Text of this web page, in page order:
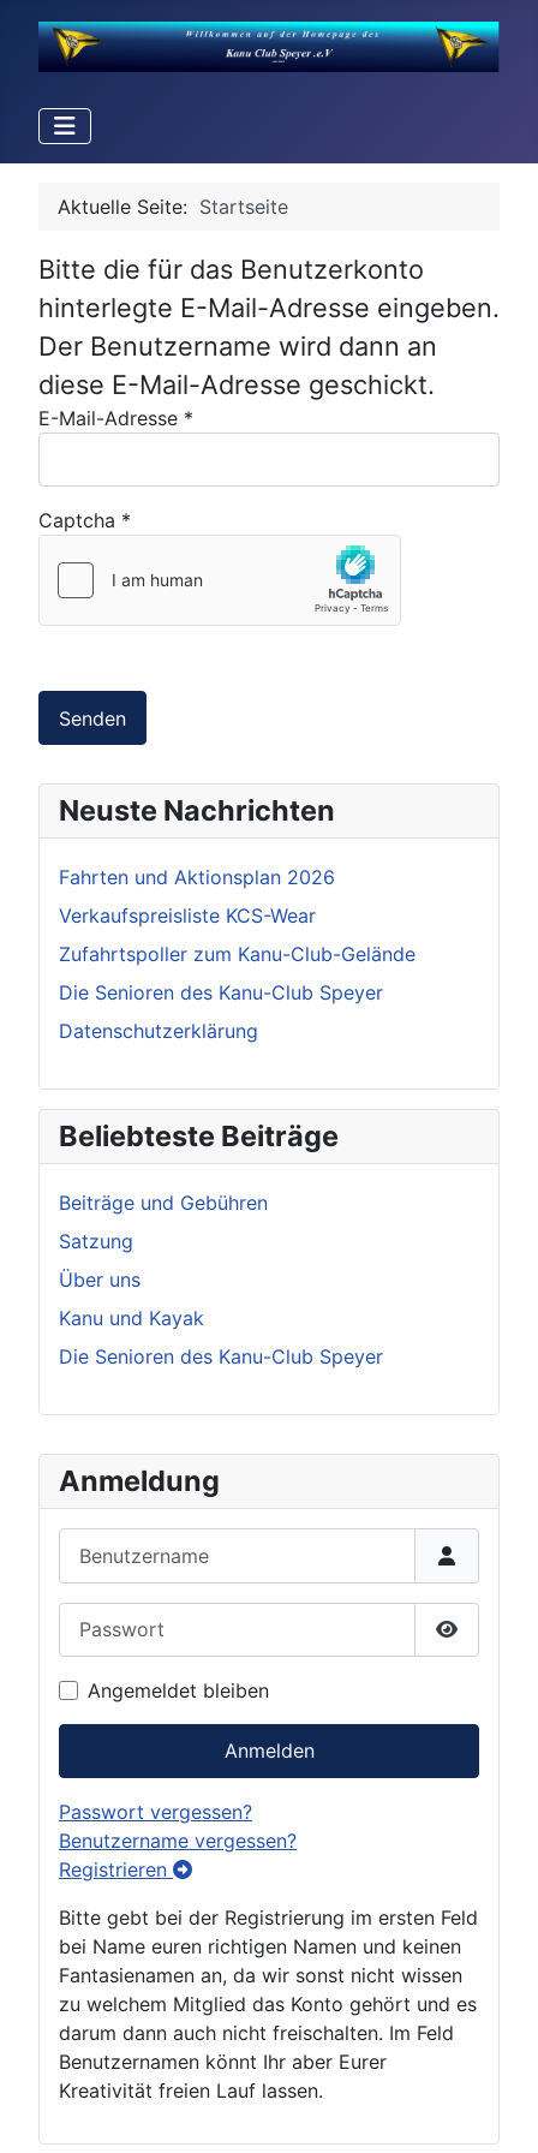
Anmeldung
Passwort
Angemeldet bleiben
Anmelden
Passwort vergessen?
Benutzername vergessen?
Registrieren
Bitte gebt bei der Registrierung im ersten Feld
bei Name euren richtigen Namen und keinen
Fantasienamen an, da wir sonst nicht wissen
zu welchem Mitglied das Konto gehört und es
darum dann auch nicht freischalten. Im Feld
Benutzernamen könnt Ihr aber Eurer
Kreativität freien Lauf lassen.
Aktuelle Seite: Startseite
Bitte die für das Benutzerkonto
hinterlegte E-Mail-Adresse eingeben.
Der Benutzername wird dann an
diese E-Mail-Adresse geschickt.
E-Mail-Adresse *
Captcha *
Senden
Neuste Nachrichten
Fahrten und Aktionsplan 2026
Verkaufspreisliste KCS-Wear
Zufahrtspoller zum Kanu-Club-Gelände
Die Senioren des Kanu-Club Speyer
Datenschutzerklärung
Beliebteste Beiträge
Beiträge und Gebühren
Satzung
Über uns
Kanu und Kayak
Die Senioren des Kanu-Club Speyer